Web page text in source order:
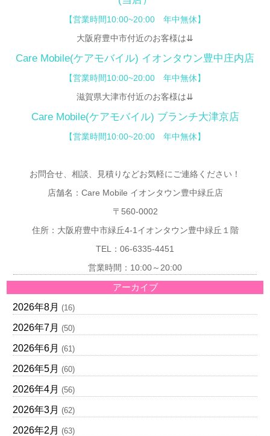
【営業時間10:00~20:00 年中無休】
大阪府豊中市付近のお客様は⇊
Care Mobile(ケアモバイル) イオンタウン豊中庄内店
【営業時間10:00~20:00 年中無休】
滋賀県大津市付近のお客様は⇊
Care Mobile(ケアモバイル) ブランチ大津京店
【営業時間10:00~20:00 年中無休】
お問合せ、相談、見積りなどお気軽にご連絡ください！
店舗名：Care Mobile イオンタウン豊中緑丘店
〒560-0002
住所：大阪府豊中市緑丘4-1イオンタウン豊中緑丘１階
TEL：06-6335-4451
営業時間：10:00～20:00
アーカイブ
2026年8月 (16)
2026年7月 (50)
2026年6月 (61)
2026年5月 (60)
2026年4月 (56)
2026年3月 (62)
2026年2月 (63)